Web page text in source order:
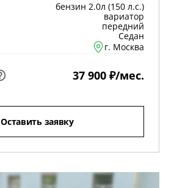
бензин 2.0л (150 л.с.)
вариатор
передний
Седан
г. Москва
37 900 ₽/мес.
Оставить заявку